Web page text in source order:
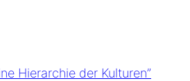
Hierarchie der Kulturen”